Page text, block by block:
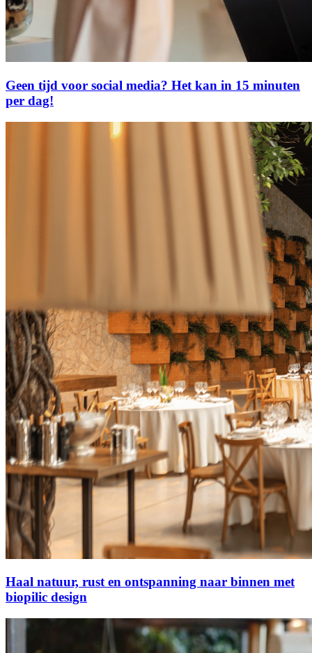
Geen tijd voor social media? Het kan in 15 minuten
per dag!
Haal natuur, rust en ontspanning naar binnen met
biopilic design